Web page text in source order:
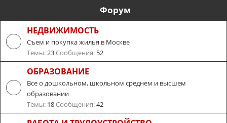
к
Форум
НЕДВИЖИМОСТЬ
Съем и покупка жилья в Москве
Темы:23 Сообщения: 52
ОБРАЗОВАНИЕ
Все о дошкольном, школьном среднем и высшем
образовании
Темы: 18 Сообщения:42